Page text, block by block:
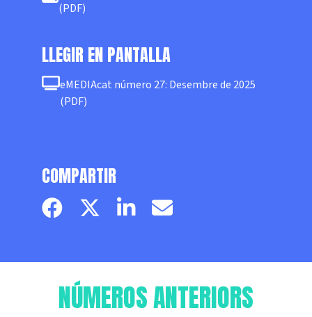
(PDF)
LLEGIR EN PANTALLA
eMEDIAcat número 27: Desembre de 2025
(PDF)
COMPARTIR
Facebook pageTwitter page
LinkedinEmail
NÚMEROS ANTERIORS